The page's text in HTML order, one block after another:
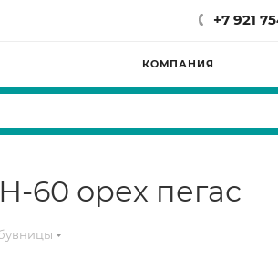
+7 921
КОМПАНИЯ
60 орех пегас